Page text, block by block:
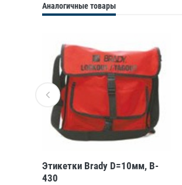
Аналогичные товары
Этикетки Brady D=10мм, B-
430